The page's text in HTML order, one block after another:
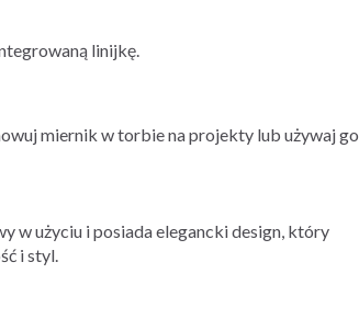
linijkę.
miernik w torbie na projekty lub używaj go
w użyciu i posiada elegancki design, który
i styl.